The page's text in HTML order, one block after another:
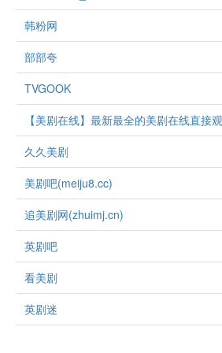
韩粉网
部部夸
TVGOOK
【美剧在线】最新最全的美剧在线直接
久久美剧
美剧吧(meiju8.cc)
追美剧网(zhuimj.cn)
英剧吧
看美剧
英剧迷